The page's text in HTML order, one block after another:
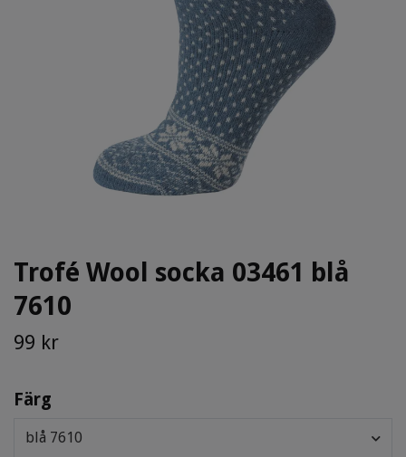
Trofé Wool socka 03461 blå
7610
99 kr
Färg
blå 7610